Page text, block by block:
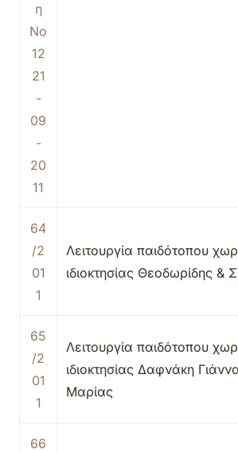
η
Νο
12
21
-
09
-
20
11
64
/2
01
1
Λειτουργία παιδότοπου
ιδιοκτησίας Θεοδωρίδης &
65
/2
01
1
Λειτουργία παιδότοπου
ιδιοκτησίας Δαφνάκη
Μαρίας
66